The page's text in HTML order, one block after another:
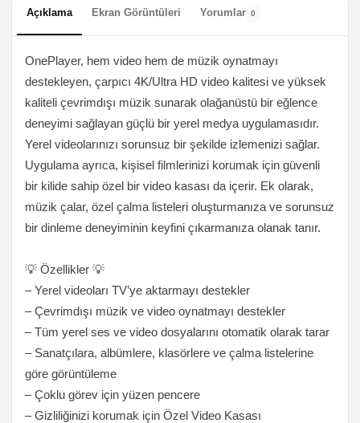
Açıklama Ekran Görüntüleri Yorumlar 0
OnePlayer, hem video hem de müzik oynatmayı
destekleyen, çarpıcı 4K/Ultra HD video kalitesi ve yüksek
kaliteli çevrimdışı müzik sunarak olağanüstü bir eğlence
deneyimi sağlayan güçlü bir yerel medya uygulamasıdır.
Yerel videolarınızı sorunsuz bir şekilde izlemenizi sağlar.
Uygulama ayrıca, kişisel filmlerinizi korumak için güvenli
bir kilide sahip özel bir video kasası da içerir. Ek olarak,
müzik çalar, özel çalma listeleri oluşturmanıza ve sorunsuz
bir dinleme deneyiminin keyfini çıkarmanıza olanak tanır.
💡 Özellikler 💡
– Yerel videoları TV’ye aktarmayı destekler
– Çevrimdışı müzik ve video oynatmayı destekler
– Tüm yerel ses ve video dosyalarını otomatik olarak tarar
– Sanatçılara, albümlere, klasörlere ve çalma listelerine
göre görüntüleme
– Çoklu görev için yüzen pencere
– Gizliliğinizi korumak için Özel Video Kasası